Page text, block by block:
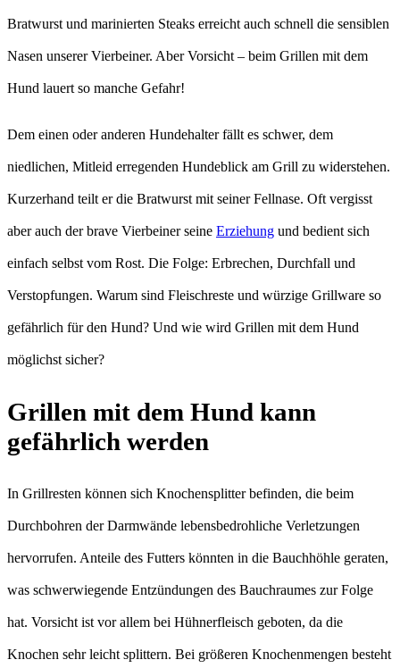
Bratwurst und marinierten Steaks erreicht auch schnell die sensiblen
Nasen unserer Vierbeiner. Aber Vorsicht – beim Grillen mit dem
Hund lauert so manche Gefahr!
Dem einen oder anderen Hundehalter fällt es schwer, dem
niedlichen, Mitleid erregenden Hundeblick am Grill zu widerstehen.
Kurzerhand teilt er die Bratwurst mit seiner Fellnase. Oft vergisst
aber auch der brave Vierbeiner seine Erziehung und bedient sich
einfach selbst vom Rost. Die Folge: Erbrechen, Durchfall und
Verstopfungen. Warum sind Fleischreste und würzige Grillware so
gefährlich für den Hund? Und wie wird Grillen mit dem Hund
möglichst sicher?
Grillen mit dem Hund kann
gefährlich werden
In Grillresten können sich Knochensplitter befinden, die beim
Durchbohren der Darmwände lebensbedrohliche Verletzungen
hervorrufen. Anteile des Futters könnten in die Bauchhöhle geraten,
was schwerwiegende Entzündungen des Bauchraumes zur Folge
hat. Vorsicht ist vor allem bei Hühnerfleisch geboten, da die
Knochen sehr leicht splittern. Bei größeren Knochenmengen besteht